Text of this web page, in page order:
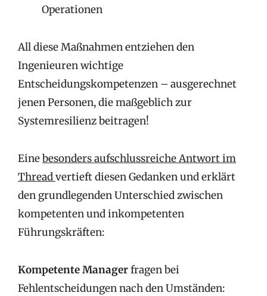
Operationen
All diese Maßnahmen entziehen den
Ingenieuren wichtige
Entscheidungskompetenzen – ausgerechnet
jenen Personen, die maßgeblich zur
Systemresilienz beitragen!
Einebesonders aufschlussreiche Antwort im
Threadvertieft diesen Gedanken und erklärt
den grundlegenden Unterschied zwischen
kompetenten und inkompetenten
Führungskräften:
Kompetente Managerfragen bei
Fehlentscheidungen nach den Umständen: